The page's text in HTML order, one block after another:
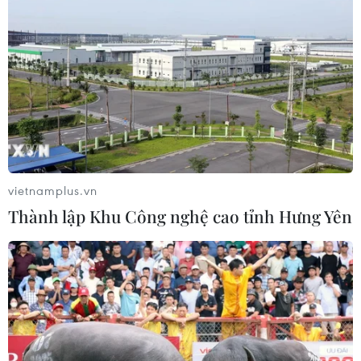
Xem thêm
CƠ QUAN CHỦ QUẢN: THÔNG TẤN XÃ VIỆT NAM
Tổng Biên tập: TRẦN TIẾN DUẨN
Phó Tổng Biên tập: NGUYỄN THỊ TÁM, KHÚC THANH
THỦY
Sở hữu trí tuệ
Quy định sử dụng
RSS
Hỗ trợ
vietnamplus.vn
Thành lập Khu Công nghệ cao tỉnh Hưng Yên